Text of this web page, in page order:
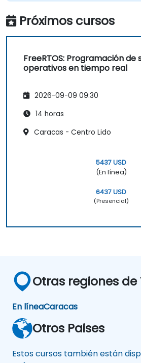
Próximos cursos
FreeRTOS: Programación de
operativos en tiempo real
2026-09-09 09:30
14 horas
Caracas - Centro Lido
5437 USD
(En línea)
6437 USD
(Presencial)
Otras regiones de
En líneaCaracas
Otros Paises
Estos cursos también están